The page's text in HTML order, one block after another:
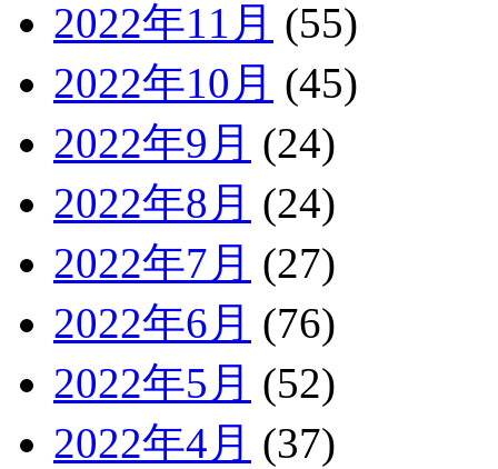
2022年11月 (55)
2022年10月 (45)
2022年9月 (24)
2022年8月 (24)
2022年7月 (27)
2022年6月 (76)
2022年5月 (52)
2022年4月 (37)